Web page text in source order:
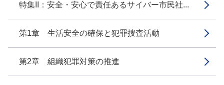
特集II：安全・安心で責任あるサイバー市民社...
第1章 生活安全の確保と犯罪捜査活動
第2章 組織犯罪対策の推進